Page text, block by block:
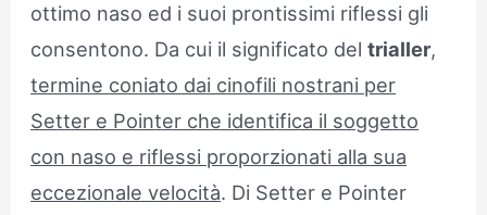
ottimo naso ed i suoi prontissimi riflessi gli
consentono. Da cui il significato deltrialler,
termine coniato dai cinofili nostrani per
Setter e Pointer che identifica il soggetto
con naso e riflessi proporzionati alla sua
eccezionale velocità. Di Setter e Pointer